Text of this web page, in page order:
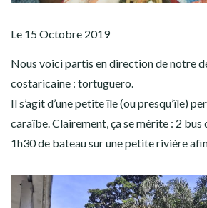
Le 15 Octobre 2019
Nous voici partis en direction de notre
costaricaine : tortuguero.
Il s’agit d’une petite île (ou presqu’île)
caraïbe. Clairement, ça se mérite : 2 bus
1h30 de bateau sur une petite rivière